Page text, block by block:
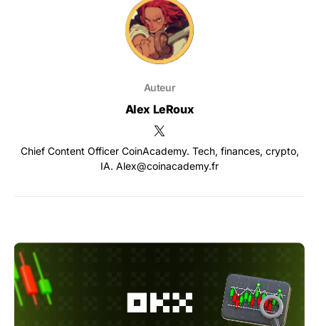
Auteur
Alex LeRoux
Chief Content Officer CoinAcademy. Tech, finances, crypto,
IA. Alex@coinacademy.fr